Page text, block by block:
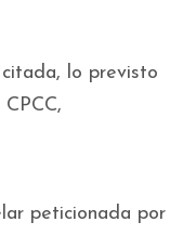
lo previsto
peticionada por